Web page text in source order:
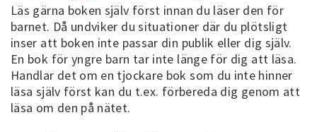
Läs gärna boken själv först innan du läser den för
barnet. Då undviker du situationer där du plötsligt
inser att boken inte passar din publik eller dig själv.
En bok för yngre barn tar inte länge för dig att läsa.
Handlar det om en tjockare bok som du inte hinner
läsa själv först kan du t.ex. förbereda dig genom att
läsa om den på nätet.